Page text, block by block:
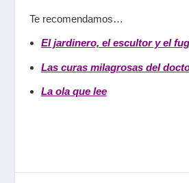
Te recomendamos…
El jardinero, el escultor y el
Las curas milagrosas del
La ola que lee